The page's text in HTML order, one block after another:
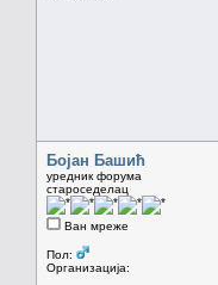
Бојан Башић
уредник форума
староседелац
Ван мреже
Пол:
Организација: